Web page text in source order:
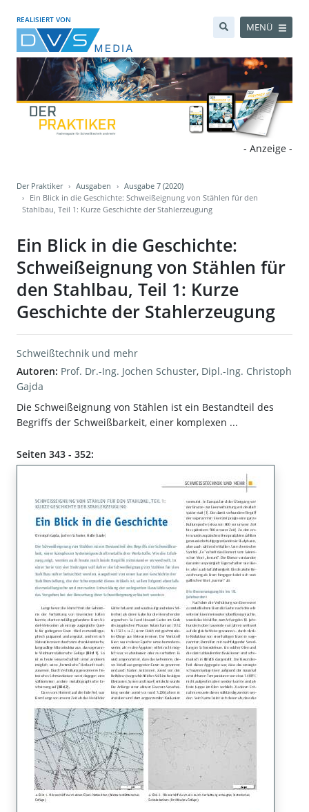
REALISIERT VON
MENÜ
- Anzeige -
Der Praktiker Ausgaben
Ausgabe 7 (2020)
Ein Blick in die Geschichte: Schweißeignung von Stählen für den
Stahlbau, Teil 1: Kurze Geschichte der Stahlerzeugung
Ein Blick in die Geschichte:
Schweißeignung von Stählen für
den Stahlbau, Teil 1: Kurze
Geschichte der Stahlerzeugung
Schweißtechnik und mehr
Autoren: Prof. Dr.-Ing. Jochen Schuster, Dipl.-Ing. Christoph
Gajda
Die Schweißeignung von Stählen ist ein Bestandteil des
Begriffs der Schweißbarkeit, einer komplexen ...
Seiten 343 - 352: